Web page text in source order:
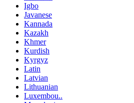
Igbo
Javanese
Kannada
Kazakh
Khmer
Kurdish
Kyrgyz
Latin
Latvian
Lithuanian
Luxembou..